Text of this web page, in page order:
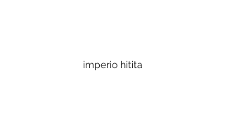
imperio hitita